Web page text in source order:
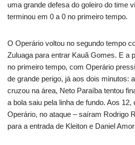
uma grande defesa do goleiro do time
terminou em 0 a 0 no primeiro tempo.
O Operário voltou no segundo tempo
Zuluaga para entrar Kauã Gomes. E a
no primeiro tempo, com Operário
de grande perigo, já aos dois minutos:
cruzou na área, Neto Paraíba tentou
a bola saiu pela linha de fundo. Aos
Operário, no ataque – saíram Rodrigo
para a entrada de Kleiton e Daniel